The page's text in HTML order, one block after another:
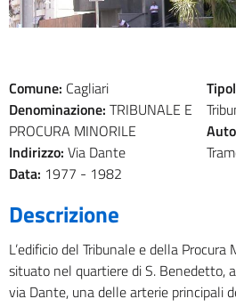
Comune: Cagliari
Denominazione: TRIBUNALE E
PROCURA MINORILE
Indirizzo: Via Dante
Data: 1977 - 1982
Descrizione
L’edificio del Tribunale e della Procura
situato nel quartiere di S. Benedetto,
via Dante, una delle arterie principali